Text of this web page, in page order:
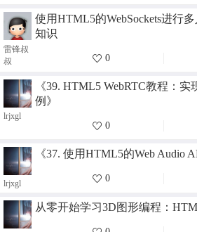
雷锋叔
叔
使用HTML5的WebSockets进行
知识
0
lrjxgl
《39. HTML5 WebRTC教程：
例》
0
lrjxgl
《37. 使用HTML5的Web Audio
0
从零开始学习3D图形编程：